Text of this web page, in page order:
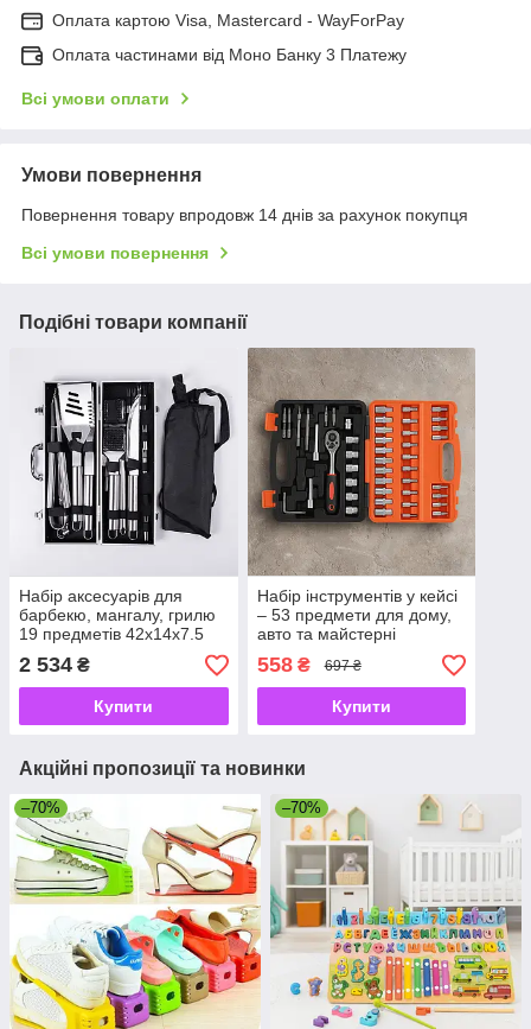
Оплата картою Visa, Mastercard - WayForPay
Оплата частинами від Моно Банку 3 Платежу
Всі умови оплати
Умови повернення
Повернення товару впродовж 14 днів за рахунок покупця
Всі умови повернення
Подібні товари компанії
Набір аксесуарів для
барбекю, мангалу, грилю
19 предметів 42х14х7.5
см у кейсі HP-21-3
2 534 ₴
Купити
Набір інструментів у кейсі
– 53 предмети для дому,
авто та майстерні
558₴ 697 ₴
Купити
Акційні пропозиції та новинки
–70% –70%